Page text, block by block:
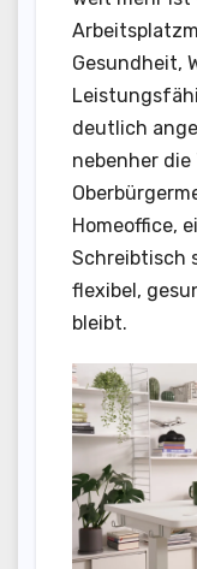
Gesundheit,
deutlich
nebenher
Homeoffice,
Schreibtisch
flexibel,
bleibt.